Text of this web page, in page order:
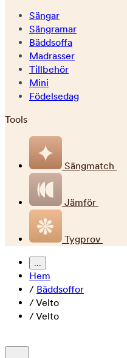
Sängar
Sängramar
Bäddsoffa
Madrasser
Tillbehör
Mini
Födelsedag
Tools
Sängmatch
Jämför
Tygprov
...
Hem
/ Bäddsoffor
/Velto
/Velto